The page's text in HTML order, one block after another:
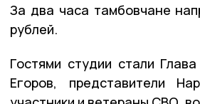
За два часа тамбовчане
рублей.
Гостями студии стали
Егоров, представители